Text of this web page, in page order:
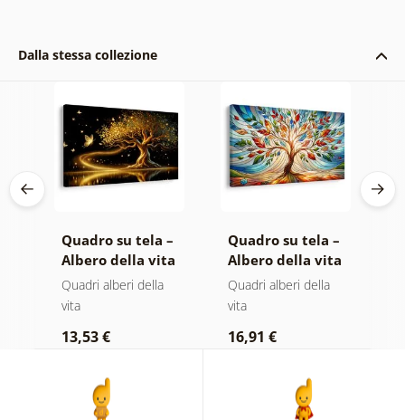
Dalla stessa collezione
Quadro su tela –
Albero della vita
magia dorata
Quadri alberi della
vita
13,53 €
Quadro su tela –
Albero della vita
in vetrata
colorata
Quadri alberi della
vita
16,91 €